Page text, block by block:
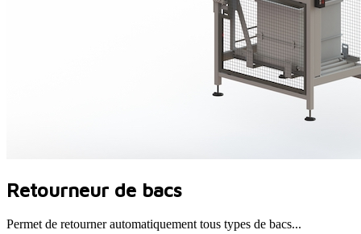
Retourneur de bacs
Permet de retourner automatiquement tous types de bacs...